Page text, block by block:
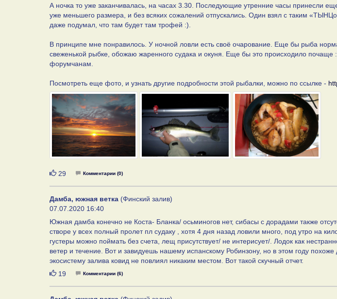
А ночка то уже заканчивалась, на часах 3.30. Последующие утренние часы принесли
уже меньшего размера, и без всяких сожалений отпускались. Один взял с таким
даже подумал, что там будет там трофей :).
В принципе мне понравилось. У ночной ловли есть своё очарование. Еще бы рыба
свеженькой рыбке, обожаю жаренного судака и окуня. Еще бы это происходило
форумчанам.
Посмотреть еще фото, и узнать другие подробности этой рыбалки, можно по ссылке -
Нравится
29 Комментарии (0)
Дамба, южная ветка (Финский залив)
07.07.2020 16:40
Южная дамба конечно не Коста- Бланка/ осьминогов нет, сибасы с дорадами также
створе у всех полный пролет пл судаку , хотя 4 дня назад ловили много, под утро на
густеры можно поймать без счета, лещ присутствует/ не интерисует/. Лодок как
ветер и течение. Вот и завидуешь нашему испанскому Робинзону, но в этом году
экосистему залива ковид не повлиял никаким местом. Вот такой скучный отчет.
Нравится
19 Комментарии (6)